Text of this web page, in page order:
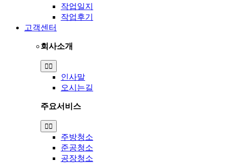
작업일지
작업후기
고객센터
회사소개
Toggle
Navigation
인사말
오시는길
주요서비스
Toggle
Navigation
주방청소
준공청소
공장청소